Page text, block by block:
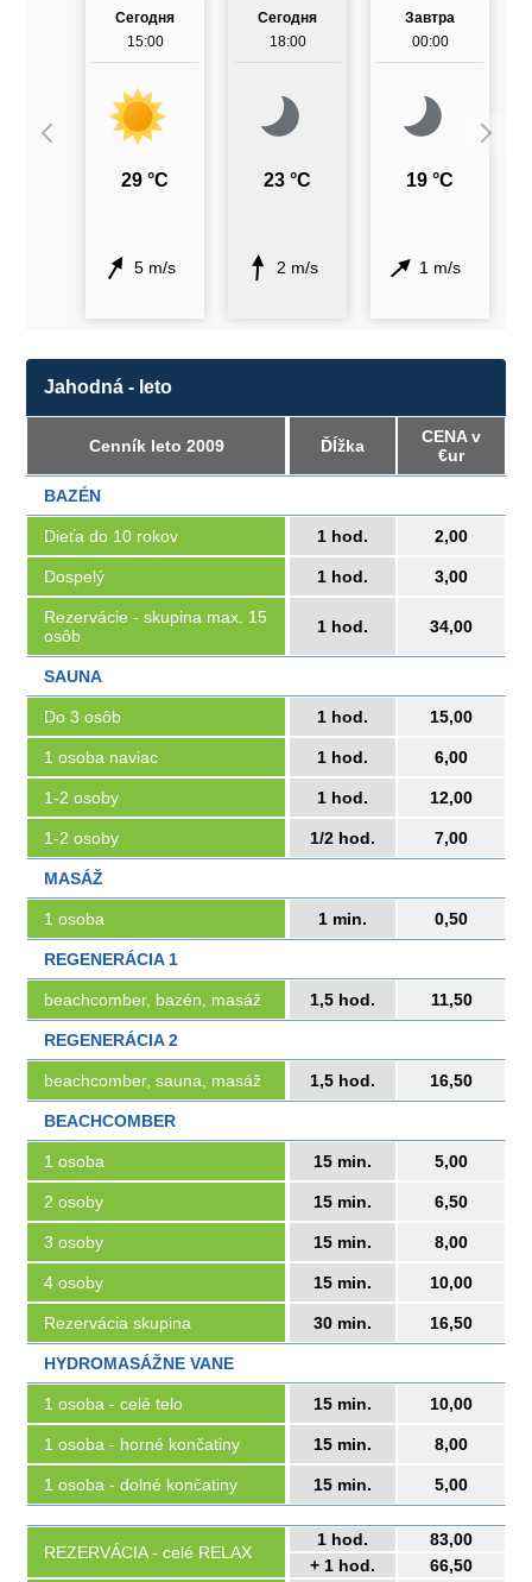
Сегодня
15:00
29 °C
5 m/s
Сегодня
18:00
23 °C
2 m/s
Завтра
00:00
19 °C
1 m/s
Jahodná - leto
Cenník leto 2009 Ďĺžka
CENA v
€ur
BAZÉN
Dieťa do 10 rokov 1 hod. 2,00
Dospelý 1 hod. 3,00
Rezervácie - skupina max. 15
osôb
1 hod. 34,00
SAUNA
Do 3 osôb 1 hod. 15,00
1 osoba naviac 1 hod. 6,00
1-2 osoby 1 hod. 12,00
1-2 osoby 1/2 hod. 7,00
MASÁŽ
1 osoba 1 min. 0,50
REGENERÁCIA 1
beachcomber, bazén, masáž 1,5 hod. 11,50
REGENERÁCIA 2
beachcomber, sauna, masáž 1,5 hod. 16,50
BEACHCOMBER
1 osoba 15 min. 5,00
2 osoby 15 min. 6,50
3 osoby 15 min. 8,00
4 osoby 15 min. 10,00
Rezervácia skupina 30 min. 16,50
HYDROMASÁŽNE VANE
1 osoba - celé telo 15 min. 10,00
1 osoba - horné končatiny 15 min. 8,00
1 osoba - dolné končatiny 15 min. 5,00
REZERVÁCIA - celé RELAX
1 hod.
83,00
+ 1 hod.
66,50